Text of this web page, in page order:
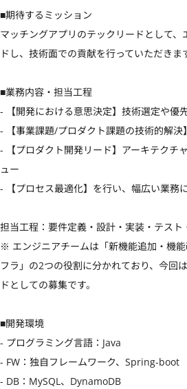
■期待するミッション
マッチングアプリのテックリードとして
ドし、技術面での貢献を行っていただきま
■業務内容・担当工程
- 【開発における意思決定】技術選定や優
- 【事業課題/プロダクト課題の技術的解決
- 【プロダクト開発リード】アーキテクチ
ュー
- 【プロセス最適化】を行い、幅広い業務
担当工程：要件定義・設計・実装・テスト
※ エンジニアチームは「新機能追加・機
フラ」の2つの役割に分かれており、今回
ドとしての募集です。
■開発環境
- プログラミング言語：Java
- FW：独自フレームワーク、Spring-boot
- DB：MySQL、DynamoDB